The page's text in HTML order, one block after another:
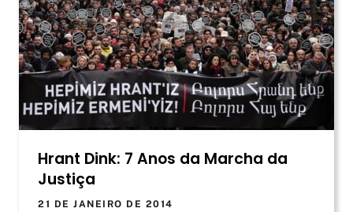
Hrant Dink: 7 Anos da Marcha da
Justiça
21 DE JANEIRO DE 2014